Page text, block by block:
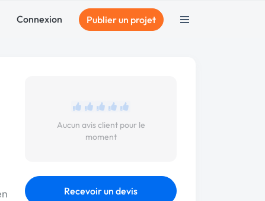
Connexion Publier un projet
Aucun avis client pour le
moment
Recevoir un devis